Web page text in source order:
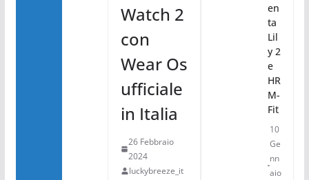
Watch 2
con
Wear Os
ufficiale
in Italia
26 Febbraio
2024
luckybreeze_it
en
ta
Lil
y 2
e
HR
M-
Fit
10
Ge
nn
aio